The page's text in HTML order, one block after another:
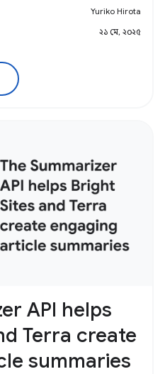
Yuriko Hirota
২১ মে, ২০২৫
API helps
Terra create
summaries